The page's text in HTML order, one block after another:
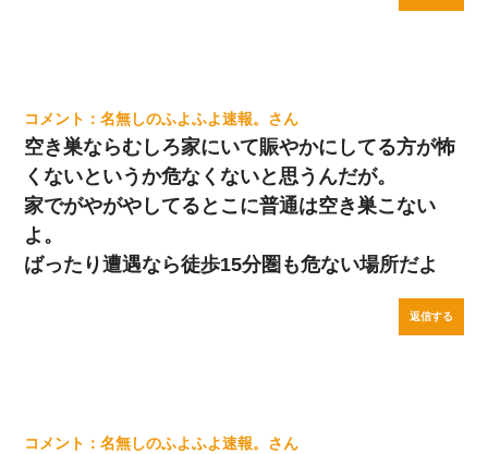
名無しのふよふよ速報。
空き巣ならむしろ家にいて賑やかにしてる方が怖
くないというか危なくないと思うんだが。
家でがやがやしてるとこに普通は空き巣こない
よ。
ばったり遭遇なら徒歩15分圏も危ない場所だよ
返信する
名無しのふよふよ速報。